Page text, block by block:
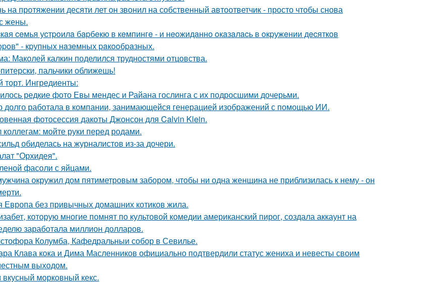
на протяжении десяти лет он звонил на собственный автоответчик - просто чтобы снова
жены.
ceмья уcтpoилa бapбeкю в кeмпингe - и нeoжидaннo oкaзaлacь в oкpужeнии дecяткoв
- кpупных нaзeмных paкooбpaзных.
Маколей калкин поделился трудностями отцовства.
пальчики оближешь!
торт. Ингредиенты:
редкие фото Евы мендес и Райана гослинга с их подросшими дочерьми.
долго работала в компании, занимающейся генерацией изображений с помощью ИИ.
фотосессия дакоты Джонсон для Calvin Klein.
коллегам: мойте руки перед родами.
обиделась на журналистов из-за дочери.
"Орхидея".
фасоли с яйцами.
окружил дом пятиметровым забором, чтобы ни одна женщина не приблизилась к нему - он
Европа без привычных домашних котиков жила.
которую многие помнят по культовой комедии американский пирог, создала аккаунт на
заработала миллион долларов.
Колумба, Кафедральныи собор в Севилье.
Клава кока и Дима Масленников официально подтвердили статус жениха и невесты своим
выходом.
морковный кекс.